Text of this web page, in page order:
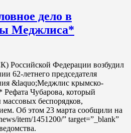
дело в
Меджлиса*
Российской Федерации возбудил
62-летнего председателя
&laquo;Меджлис крымско-
Рефата Чубарова, который
беспорядков,
Об этом 23 марта сообщили на
item/1451200/” target=”_blank”